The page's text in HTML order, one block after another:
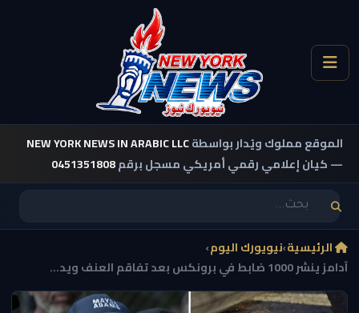
الموقع مملوك ويُدار بواسطةNEW YORK NEWS IN ARABIC LLC
— كيان إعلامي رقمي أمريكي مسجل برقم0451351808
الرئيسية›نيويورك اليوم›
آدامز ينشر 1000 ضابط في برونكس بعد تفاقم العنف ويد...